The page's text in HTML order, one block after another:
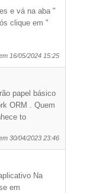
e vá na aba "
clique em "
16/05/2024 15:25
papel básico
ORM . Quem
to
30/04/2023 23:46
Na
em